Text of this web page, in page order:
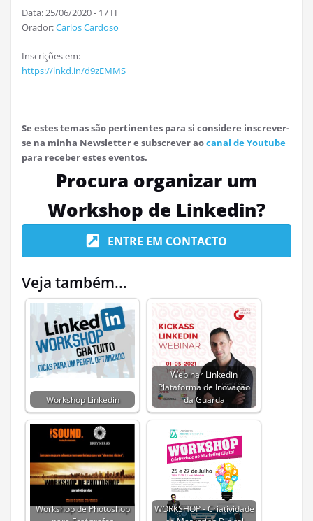
Data: 25/06/2020 - 17 H
Orador:Carlos Cardoso
Inscrições em:
https://lnkd.in/d9zEMMS
Se estes temas são pertinentes para si considere inscrever-
se na minha Newsletter e subscrever aocanal de Youtube
para receber estes eventos.
Procura organizar um
Workshop de Linkedin?
ENTRE EM CONTACTO
Veja também...
Workshop Linkedin
Webinar Linkedin
Plataforma de Inovação
da Guarda
Workshop de Photoshop
WORKSHOP - Criatividade